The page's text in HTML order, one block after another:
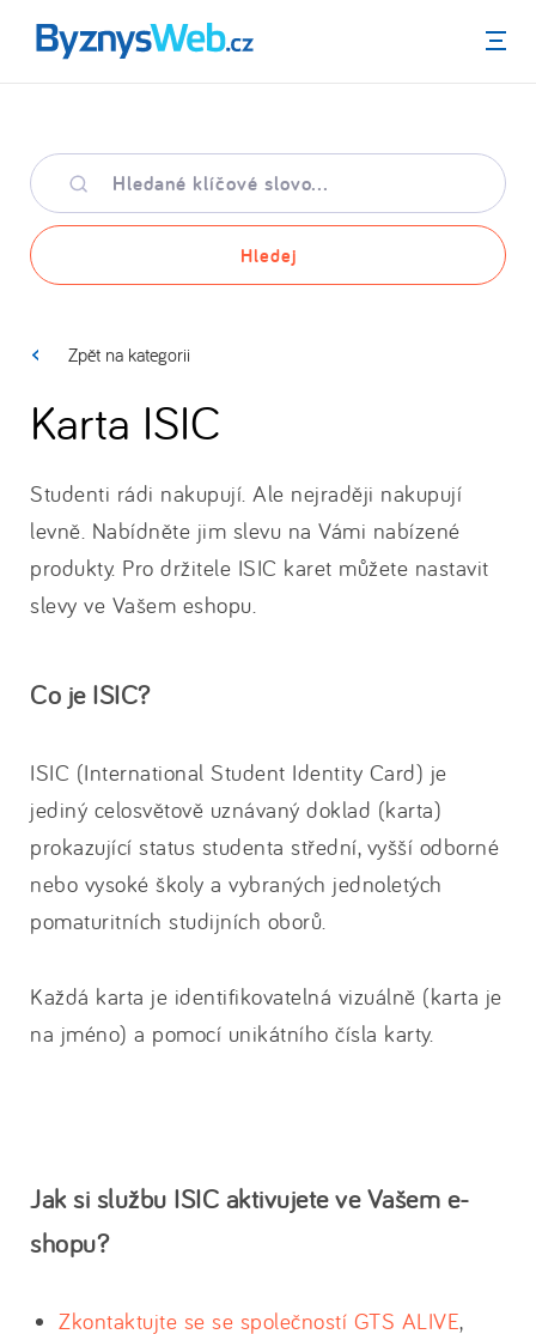
Menu
Hledané
klíčové
slovo
Hledej
Zpět na kategorii
Karta ISIC
Studenti rádi nakupují. Ale nejraději nakupují
levně. Nabídněte jim slevu na Vámi nabízené
produkty. Pro držitele ISIC karet můžete nastavit
slevy ve Vašem eshopu.
Co je ISIC?
ISIC (International Student Identity Card) je
jediný celosvětově uznávaný doklad (karta)
prokazující status studenta střední, vyšší odborné
nebo vysoké školy a vybraných jednoletých
pomaturitních studijních oborů.
Každá karta je identifikovatelná vizuálně (karta je
na jméno) a pomocí unikátního čísla karty.
Jak si službu ISIC aktivujete ve Vašem e-
shopu?
Zkontaktujte se se společností GTS ALIVE,